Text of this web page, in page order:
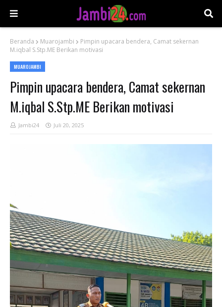
Beranda Muarojambi
Pimpin upacara bendera, Camat sekernan
M.iqbal S.Stp.ME Berikan motivasi
MUAROJAMBI
Pimpin upacara bendera, Camat sekernan
M.iqbal S.Stp.ME Berikan motivasi
Jambi24 Juli 20, 2025